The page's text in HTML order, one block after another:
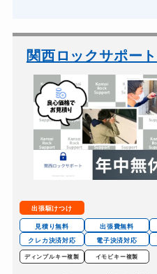
ドアノブカギ交換
関西ロックサポート
出張駆けつけ
見積り無料 出張費無料
クレカ決済対応
電子決済対応
ディンプルキー複製 イモビキー複製